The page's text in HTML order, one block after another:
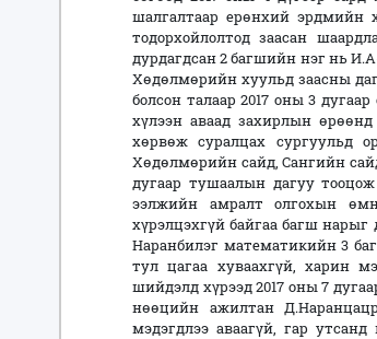
шалгалтаар ерөнхий
тодорхойлолтод заасан
дурдагдсан 2 багшийн нэг нь
Хөдөлмөрийн хуульд заасны
болсон талаар 2017 оны 3
хүлээн аваад захирлын
хөрвөж суралцах сургуульд
Хөдөлмөрийн сайд, Сангийн
дугаар тушаалын дагуу
ээлжийн амралт олгохын
хүрэлцэхгүй байгаа багш
Наранбилэг математикийн 3
тул цагаа хуваахгүй, харин
шийдэлд хүрээд 2017 оны 7
нөөцийн ажилтан
мэдэгдлээ аваагүй, гар